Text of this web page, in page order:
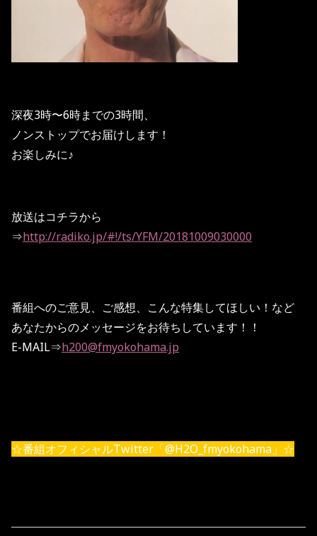
深夜3時〜6時までの3時間、
ノンストップでお届けします！
お楽しみに♪
放送はコチラから
⇒http://radiko.jp/#!/ts/YFM/20181009030000
番組へのご意見、ご感想、こんな特集してほしい！など
あなたからのメッセージをお待ちしています！！
E-MAIL⇒h200@fmyokohama.jp
☆番組オフィシャルTwitter「@H2O_fmyokohama」☆